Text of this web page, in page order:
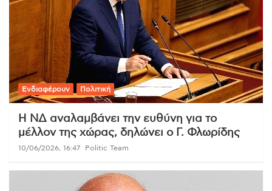
Ενδιαφέρουν Πολιτική
Η ΝΔ αναλαμβάνει την ευθύνη για το
μέλλον της χώρας, δηλώνει ο Γ. Φλωρίδης
10/06/2026, 16:47 Politic Team